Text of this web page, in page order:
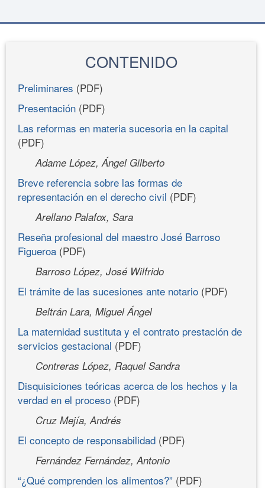
CONTENIDO
Preliminares (PDF)
Presentación (PDF)
Las reformas en materia sucesoria en la capital
(PDF)
Adame López, Ángel Gilberto
Breve referencia sobre las formas de
representación en el derecho civil (PDF)
Arellano Palafox, Sara
Reseña profesional del maestro José Barroso
Figueroa (PDF)
Barroso López, José Wilfrido
El trámite de las sucesiones ante notario (PDF)
Beltrán Lara, Miguel Ángel
La maternidad sustituta y el contrato prestación de
servicios gestacional (PDF)
Contreras López, Raquel Sandra
Disquisiciones teóricas acerca de los hechos y la
verdad en el proceso (PDF)
Cruz Mejía, Andrés
El concepto de responsabilidad (PDF)
Fernández Fernández, Antonio
“¿Qué comprenden los alimentos?” (PDF)